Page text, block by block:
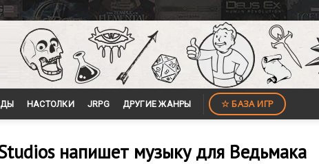
НАСТОЛКИ JRPG ДРУГИЕ ЖАНРЫ ☆ БАЗА ИГР
напишет музыку для Ведьмака